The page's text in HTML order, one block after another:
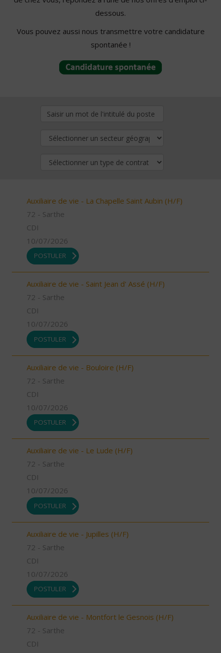
dessous.
Vous pouvez aussi nous transmettre votre candidature
spontanée !
Auxiliaire de vie - La Chapelle Saint Aubin (H/F)
72 - Sarthe
CDI
10/07/2026
POSTULER
Auxiliaire de vie - Saint Jean d' Assé (H/F)
72 - Sarthe
CDI
10/07/2026
POSTULER
Auxiliaire de vie - Bouloire (H/F)
72 - Sarthe
CDI
10/07/2026
POSTULER
Auxiliaire de vie - Le Lude (H/F)
72 - Sarthe
CDI
10/07/2026
POSTULER
Auxiliaire de vie - Jupilles (H/F)
72 - Sarthe
CDI
10/07/2026
POSTULER
Auxiliaire de vie - Montfort le Gesnois (H/F)
72 - Sarthe
CDI